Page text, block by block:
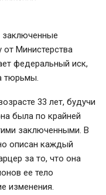
Министерства
федеральный иск,
тюрьмы.
33 лет, будучи
была по крайней
заключенными. В
описан каждый
за то, что она
ее тело
изменения.